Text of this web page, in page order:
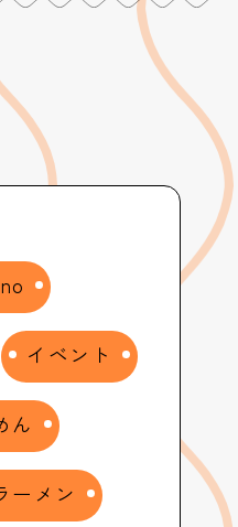
イベント
ん
ーメン